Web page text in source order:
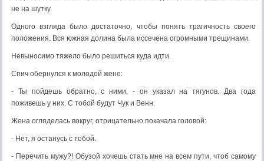
не на шутку.
Одного взгляда было достаточно, чтобы понять трагичность своего
положения. Вся южная долина была иссечена огромными трещинами.
Невыносимо тяжело было решиться куда идти.
Спич обернулся к молодой жене:
- Ты пойдешь обратно, с ними, - он указал на тягунов. Два года
поживешь у них. С тобой будут Чук и Венн.
Жена огляделась вокруг, отрицательно покачала головой:
- Нет, я останусь с тобой.
- Перечить мужу?! Обузой хочешь стать мне на всем пути, чтоб самому